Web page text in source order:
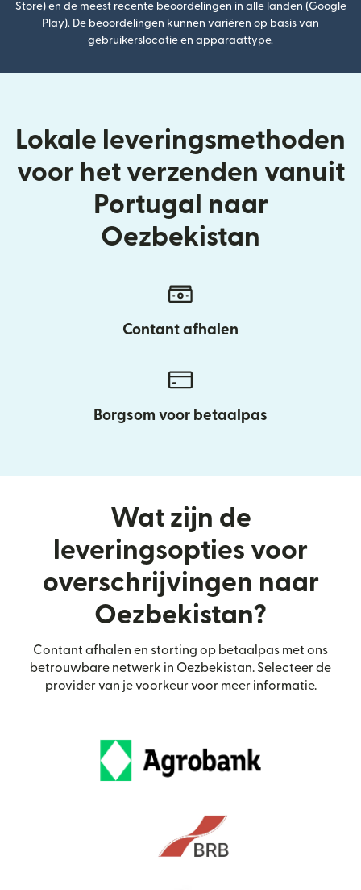
Store) en de meest recente beoordelingen in alle landen (Google
Play). De beoordelingen kunnen variëren op basis van
gebruikerslocatie en apparaattype.
Lokale leveringsmethoden
voor het verzenden vanuit
Portugal naar
Oezbekistan
Contant afhalen
Borgsom voor betaalpas
Wat zijn de
leveringsopties voor
overschrijvingen naar
Oezbekistan?
Contant afhalen en storting op betaalpas met ons
betrouwbare netwerk in Oezbekistan. Selecteer de
provider van je voorkeur voor meer informatie.